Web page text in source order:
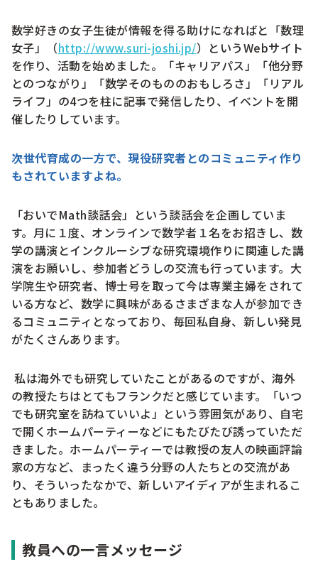
数学好きの女子生徒が情報を得る助けになればと「数理
女子」（http://www.suri-joshi.jp/）というWebサイト
を作り、活動を始めました。「キャリアパス」「他分野
とのつながり」「数学そのもののおもしろさ」「リアル
ライフ」の4つを柱に記事で発信したり、イベントを開
催したりしています。
次世代育成の一方で、現役研究者とのコミュニティ作り
もされていますよね。
「おいでMath談話会」という談話会を企画していま
す。月に１度、オンラインで数学者１名をお招きし、数
学の講演とインクルーシブな研究環境作りに関連した講
演をお願いし、参加者どうしの交流も行っています。大
学院生や研究者、博士号を取って今は専業主婦をされて
いる方など、数学に興味があるさまざまな人が参加でき
るコミュニティとなっており、毎回私自身、新しい発見
がたくさんあります。
私は海外でも研究していたことがあるのですが、海外
の教授たちはとてもフランクだと感じています。「いつ
でも研究室を訪ねていいよ」という雰囲気があり、自宅
で開くホームパーティーなどにもたびたび誘っていただ
きました。ホームパーティーでは教授の友人の映画評論
家の方など、まったく違う分野の人たちとの交流があ
り、そういったなかで、新しいアイディアが生まれるこ
ともありました。
教員への一言メッセージ